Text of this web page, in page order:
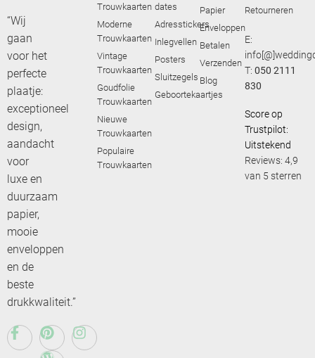
“Wij
gaan
voor het
perfecte
plaatje:
exceptioneel
design,
aandacht
voor
luxe en
duurzaam
papier,
mooie
enveloppen
en de
beste
drukkwaliteit.”
Trouwkaarten
Moderne
Trouwkaarten
Vintage
Trouwkaarten
Goudfolie
Trouwkaarten
Nieuwe
Trouwkaarten
Populaire
Trouwkaarten
dates
Adresstickers
Inlegvellen
Posters
Sluitzegels
Geboortekaartjes
Papier
Enveloppen
Betalen
Verzenden
Blog
Retourneren
E:
T:050 2111
830
Score op
Trustpilot:
Uitstekend
Reviews: 4,9
van 5 sterren